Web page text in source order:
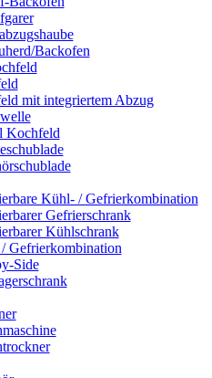
Backofen
mit integriertem Abzug
Kochfeld
Kühl- / Gefrierkombination
Gefrierschrank
Kühlschrank
Gefrierkombination
Side